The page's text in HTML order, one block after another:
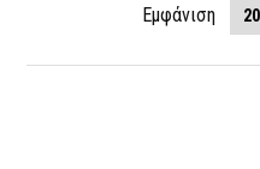
Εμφάνιση